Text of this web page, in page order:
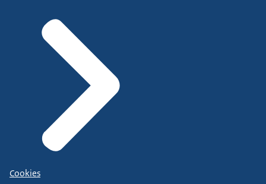
Cookies